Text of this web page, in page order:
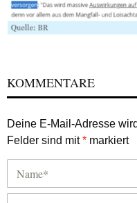
KOMMENTARE
Deine E-Mail-Adresse
Felder sind mit* markiert